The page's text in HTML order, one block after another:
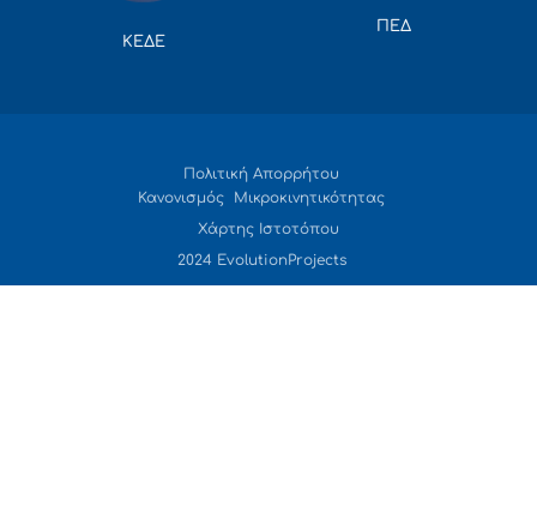
ΚΕΔΕ
ΠΕΔ
Πολιτική Απορρήτου
Κανονισμός Μικροκινητικότητας
Χάρτης Ιστοτόπου
2024 EvolutionProjects